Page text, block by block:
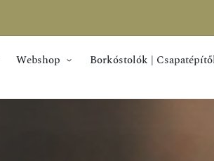
Webshop Borkóstolók |